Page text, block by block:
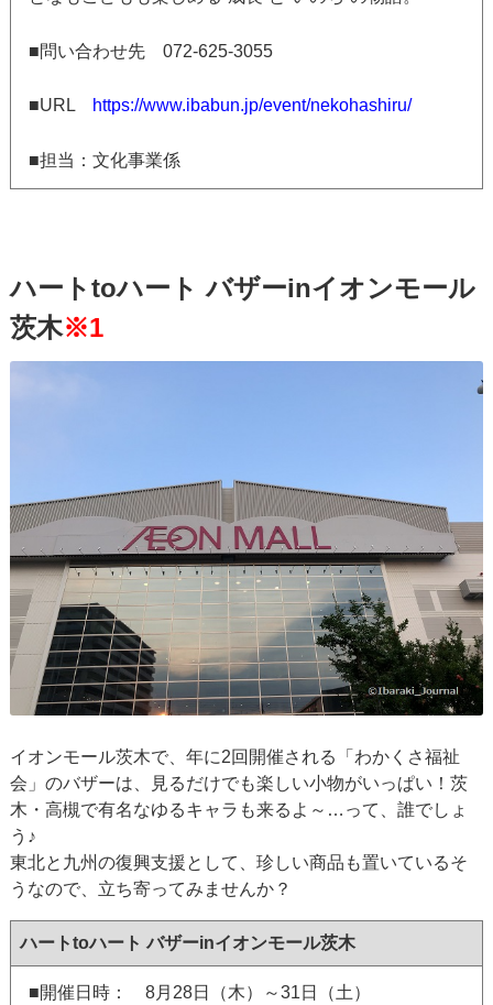
■問い合わせ先 072-625-3055
■URL https://www.ibabun.jp/event/nekohashiru/
■担当：文化事業係
ハートtoハート バザーinイオンモール
茨木※1
イオンモール茨木で、年に2回開催される「わかくさ福祉
会」のバザーは、見るだけでも楽しい小物がいっぱい！茨
木・高槻で有名なゆるキャラも来るよ～…って、誰でしょ
う♪
東北と九州の復興支援として、珍しい商品も置いているそ
うなので、立ち寄ってみませんか？
ハートtoハート バザーinイオンモール茨木
■開催日時： 8月28日（木）～31日（土）